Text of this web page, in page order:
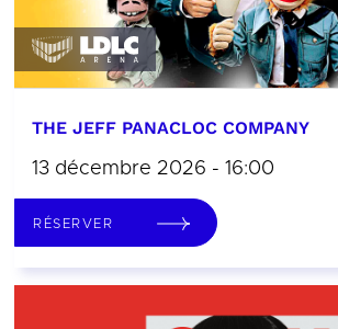
THE JEFF PANACLOC COMPANY
13 décembre 2026 - 16:00
RÉSERVER